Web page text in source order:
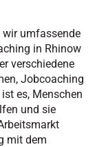
wir umfassende
in Rhinow
verschiedene
Jobcoaching
es, Menschen
und sie
mit dem